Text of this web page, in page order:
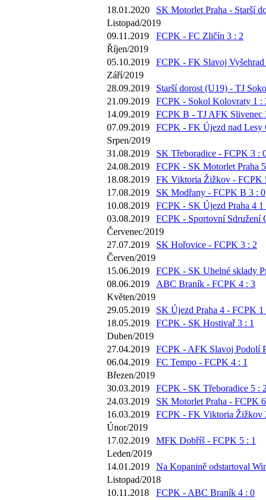
18.01.2020
SK Motorlet Praha - Starší
Listopad/2019
09.11.2019
FCPK - FC Zličín 3 : 2
Říjen/2019
05.10.2019
FCPK - FK Slavoj Vyšehrad
Září/2019
28.09.2019
Starší dorost (U19) - TJ
21.09.2019
FCPK - Sokol Kolovraty 1 :
14.09.2019
FCPK B - TJ AFK Slivenec
07.09.2019
FCPK - FK Újezd nad Lesy
Srpen/2019
31.08.2019
SK Třeboradice - FCPK 3 :
24.08.2019
FCPK - SK Motorlet Praha
18.08.2019
FK Viktoria Žižkov - FCPK
17.08.2019
SK Modřany - FCPK B 3 : 0
10.08.2019
FCPK - SK Újezd Praha 4 1
03.08.2019
FCPK - Sportovní Sdružení
Červenec/2019
27.07.2019
SK Hořovice - FCPK 3 : 2
Červen/2019
15.06.2019
FCPK - SK Uhelné sklady
08.06.2019
ABC Braník - FCPK 4 : 3
Květen/2019
29.05.2019
SK Újezd Praha 4 - FCPK 1
18.05.2019
FCPK - SK Hostivař 3 : 1
Duben/2019
27.04.2019
FCPK - AFK Slavoj Podolí
06.04.2019
FC Tempo - FCPK 4 : 1
Březen/2019
30.03.2019
FCPK - SK Třeboradice 5 :
24.03.2019
SK Motorlet Praha - FCPK
16.03.2019
FCPK - FK Viktoria Žižkov
Únor/2019
17.02.2019
MFK Dobříš - FCPK 5 : 1
Leden/2019
14.01.2019
Na Kopanině odstartoval
Listopad/2018
10.11.2018
FCPK - ABC Braník 4 : 0